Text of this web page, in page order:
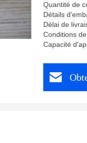
Quantité de
Détails
Délai de
Conditions
Capacité